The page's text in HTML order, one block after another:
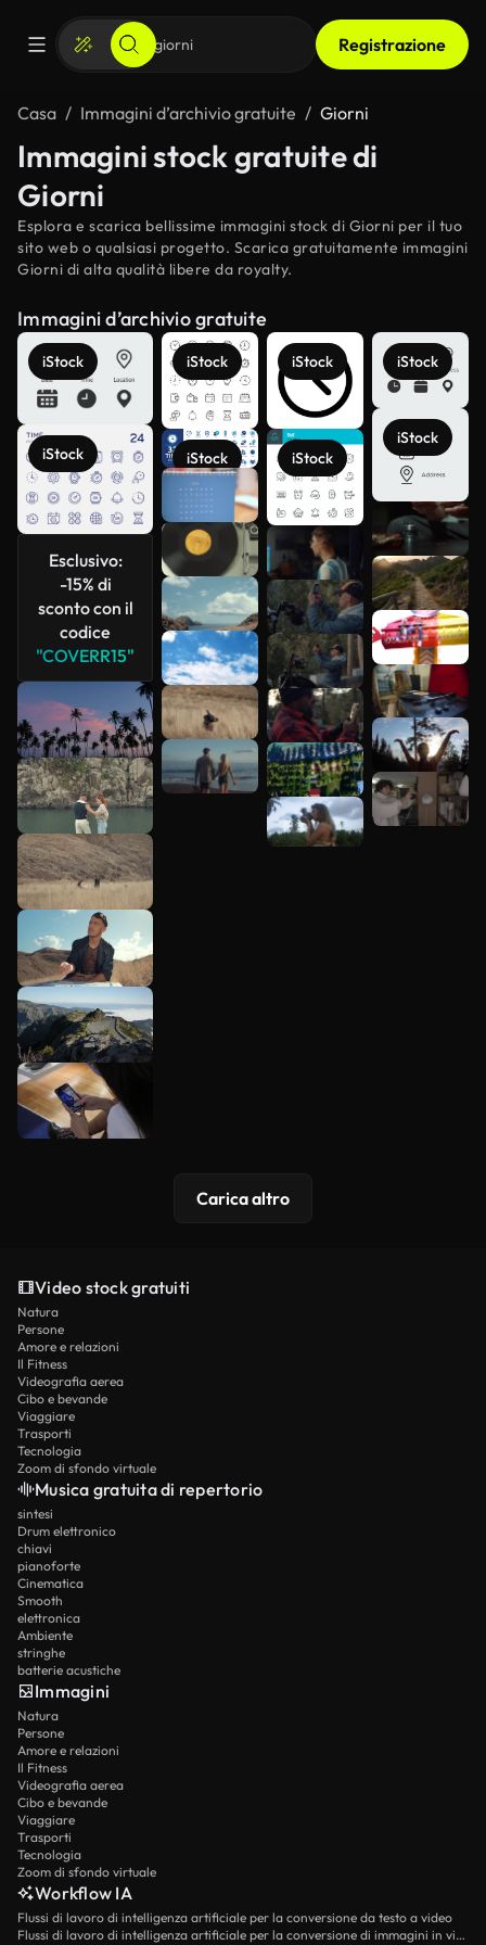
Registrazione
Casa Immagini d’archivio gratuite Giorni
Immagini stock gratuite di
Giorni
Esplora e scarica bellissime immagini stock di Giorni per il tuo
sito web o qualsiasi progetto. Scarica gratuitamente immagini
Giorni di alta qualità libere da royalty.
Immagini d’archivio gratuite
iStock
iStock
Esclusivo:
-15% di
sconto con il
codice
"COVERR15"
iStock
iStock
iStock
iStock
iStock
iStock
Scopri di
più
Carica altro
Video stock gratuiti
Natura
Persone
Amore e relazioni
Il Fitness
Videografia aerea
Cibo e bevande
Viaggiare
Trasporti
Tecnologia
Zoom di sfondo virtuale
Musica gratuita di repertorio
sintesi
Drum elettronico
chiavi
pianoforte
Cinematica
Smooth
elettronica
Ambiente
stringhe
batterie acustiche
Immagini
Natura
Persone
Amore e relazioni
Il Fitness
Videografia aerea
Cibo e bevande
Viaggiare
Trasporti
Tecnologia
Zoom di sfondo virtuale
Workflow IA
Flussi di lavoro di intelligenza artificiale per la conversione da testo a video
Flussi di lavoro di intelligenza artificiale per la conversione di immagini in video